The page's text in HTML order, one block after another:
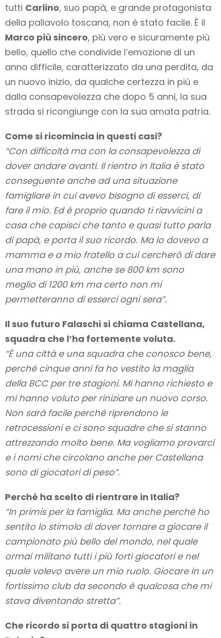
tutti Carlino, suo papà, e grande protagonista
della pallavolo toscana, non è stato facile. È il
Marco più sincero, più vero e sicuramente più
bello, quello che condivide l’emozione di un
anno difficile, caratterizzato da una perdita, da
un nuovo inizio, da qualche certezza in più e
dalla consapevolezza che dopo 5 anni, la sua
strada si ricongiunge con la sua amata patria.
Come si ricomincia in questi casi?
“Con difficoltà ma con la consapevolezza di
dover andare avanti. Il rientro in Italia è stato
conseguente anche ad una situazione
famigliare in cui avevo bisogno di esserci, di
fare il mio. Ed è proprio quando ti riavvicini a
casa che capisci che tanto e quasi tutto parla
di papà, e porta il suo ricordo. Ma lo dovevo a
mamma e a mio fratello a cui cercherò di dare
una mano in più, anche se 800 km sono
meglio di 1200 km ma certo non mi
permetteranno di esserci ogni sera”.
Il suo futuro Falaschi si chiama Castellana,
squadra che l’ha fortemente voluta.
“È una città e una squadra che conosco bene,
perché cinque anni fa ho vestito la maglia
della BCC per tre stagioni. Mi hanno richiesto e
mi hanno voluto per riniziare un nuovo corso.
Non sarà facile perché riprendono le
retrocessioni e ci sono squadre che si stanno
attrezzando molto bene. Ma vogliamo provarci
e i nomi che circolano anche per Castellana
sono di giocatori di peso”.
Perché ha scelto di rientrare in Italia?
“In primis per la famiglia. Ma anche perché ho
sentito lo stimolo di dover tornare a giocare il
campionato più bello del mondo, nel quale
ormai militano tutti i più forti giocatori e nel
quale volevo avere un mio ruolo. Giocare in un
fortissimo club da secondo è qualcosa che mi
stava diventando stretta”.
Che ricordo si porta di quattro stagioni in